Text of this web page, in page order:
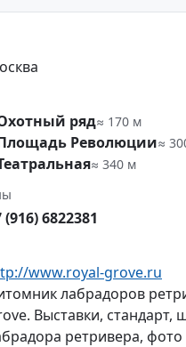
ряд≈ 170 м
Революции≈
≈ 340 м
(916) 6822381
www.royal-grove.ru
лабрадоров
Выставки, стандарт,
ретривера,